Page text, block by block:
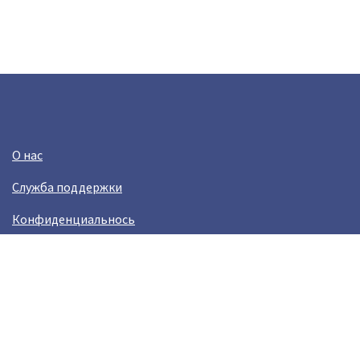
О нас
Служба поддержки
Конфиденциальнось